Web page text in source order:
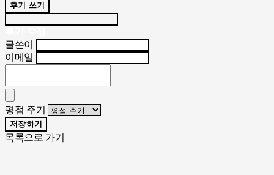
후기 쓰기
글쓴이
이메일
평점 주기
저장하기
목록으로 가기